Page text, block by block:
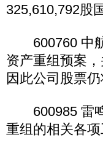
325,610,792股
600760 中航
资产重组预案
因此公司股票仍
600985 雷鸣
重组的相关各